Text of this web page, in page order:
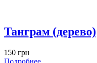
Танграм (дерево)
150 грн